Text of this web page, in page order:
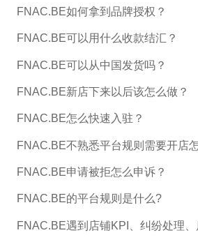
供相关的培训课程，提高团队的
制化，并持续优化和调整，以提
现。同时，如果客户需要入驻
电商业务，我们也将提供一站式的
力客户开创更多的商机。
FNAC.BE如何拿到品牌授权？
FNAC.BE可以用什么收款结汇？
FNAC.BE可以从中国发货吗？
FNAC.BE新店下来以后该怎么做？
FNAC.BE怎么快速入驻？
FNAC.BE不熟悉平台规则需要开店
FNAC.BE申请被拒怎么申诉？
FNAC.BE的平台规则是什么?